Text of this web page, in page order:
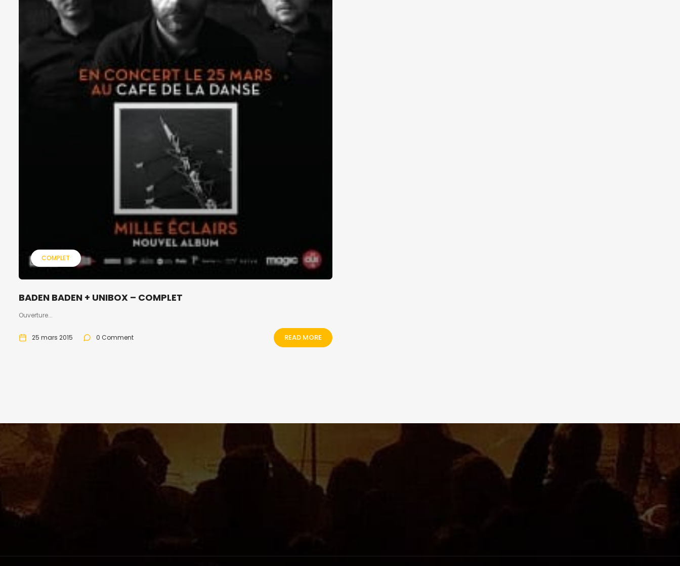
COMPLET
BADEN BADEN + UNIBOX – COMPLET
Ouverture...
25 mars 2015 0 Comment READ MORE